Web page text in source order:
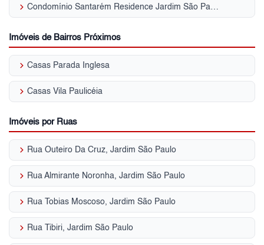
keyboard_arrow_right Condomínio Santarém Residence Jardim São Paulo (Zona Norte)
Imóveis de Bairros Próximos
keyboard_arrow_right Casas Parada Inglesa
keyboard_arrow_right Casas Vila Paulicéia
Imóveis por Ruas
keyboard_arrow_right Rua Outeiro Da Cruz, Jardim São Paulo
keyboard_arrow_right Rua Almirante Noronha, Jardim São Paulo
keyboard_arrow_right Rua Tobias Moscoso, Jardim São Paulo
keyboard_arrow_right Rua Tibiri, Jardim São Paulo